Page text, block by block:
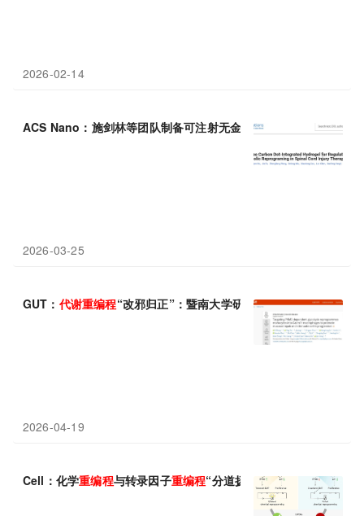
2026-02-14
ACS Nano：施剑林等团队制备可注射无金属碳点复合水凝胶通过
2026-03-25
GUT： 代谢重编程“改邪归正”：暨南大学研究团队发现靶向巨噬
2026-04-19
Cell：化学重编程与转录因子重编程“分道扬镳”——p53从“抑制者